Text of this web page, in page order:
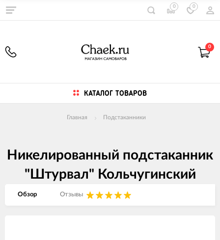
0 0
0
КАТАЛОГ ТОВАРОВ
Главная Подстаканники
Никелированный подстаканник
"Штурвал" Кольчугинский
Обзор Отзывы